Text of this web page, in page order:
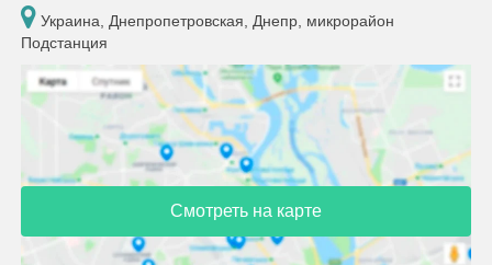
Украина, Днепропетровская, Днепр, микрорайон
Подстанция
Смотреть на карте